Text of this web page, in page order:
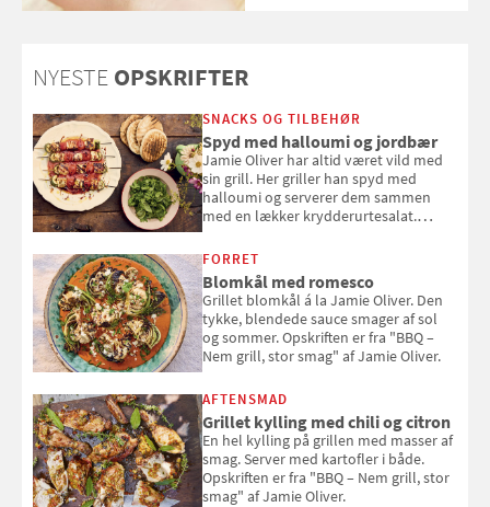
NYESTE OPSKRIFTER
SNACKS OG TILBEHØR
Spyd med halloumi og jordbær
Jamie Oliver har altid været vild med
sin grill. Her griller han spyd med
halloumi og serverer dem sammen
med en lækker krydderurtesalat.
smag" af Jamie Oliver.
FORRET
Blomkål med romesco
Grillet blomkål á la Jamie Oliver. Den
tykke, blendede sauce smager af sol
og sommer. Opskriften er fra "BBQ –
Nem grill, stor smag" af Jamie Oliver.
AFTENSMAD
Grillet kylling med chili og citron
En hel kylling på grillen med masser af
smag. Server med kartofler i både.
Opskriften er fra "BBQ – Nem grill, stor
smag" af Jamie Oliver.